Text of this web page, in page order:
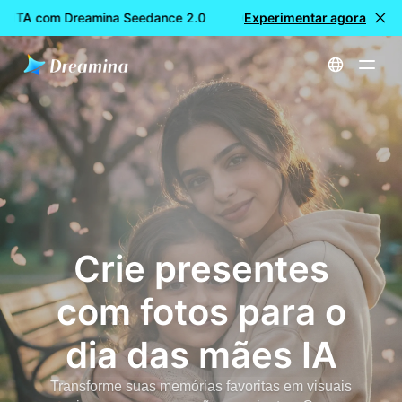
com Dreamina Seedance 2.0 Criação de vídeos
Experimentar agora
Início
Crie presentes
com fotos para o
dia das mães IA
Transforme suas memórias favoritas em visuais